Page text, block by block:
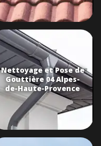
Nettoyage et Pose de
Gouttière 04 Alpes-
de-Haute-Provence